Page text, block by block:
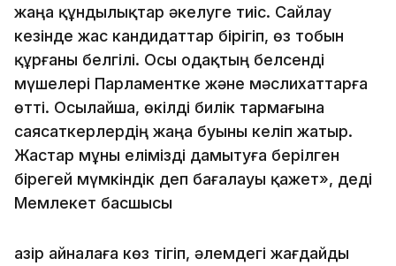
жаңа құндылықтар әкелуге тиіс. Сайлау
кезінде жас кандидаттар бірігіп, өз тобын
құрғаны белгілі. Осы одақтың белсенді
мүшелері Парламентке және мәслихаттарға
өтті. Осылайша, өкілді билік тармағына
саясаткерлердің жаңа буыны келіп жатыр.
Жастар мұны елімізді дамытуға берілген
бірегей мүмкіндік деп бағалауы қажет», деді
Мемлекет басшысы
Қазір айналаға көз тігіп, әлемдегі жағдайды